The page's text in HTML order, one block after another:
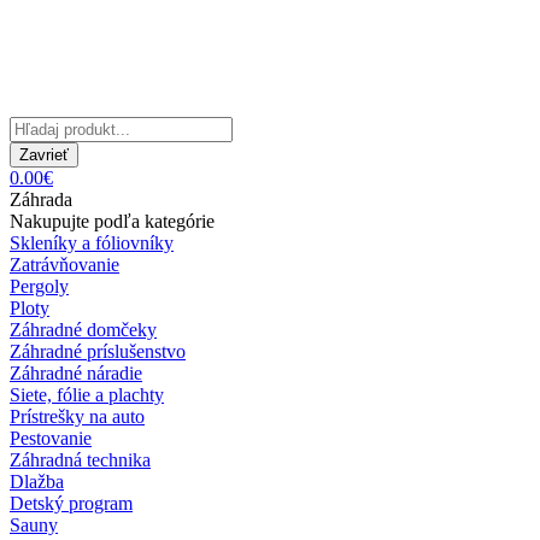
Zavrieť
0.00€
Záhrada
Nakupujte podľa kategórie
Skleníky a fóliovníky
Zatrávňovanie
Pergoly
Ploty
Záhradné domčeky
Záhradné príslušenstvo
Záhradné náradie
Siete, fólie a plachty
Prístrešky na auto
Pestovanie
Záhradná technika
Dlažba
Detský program
Sauny